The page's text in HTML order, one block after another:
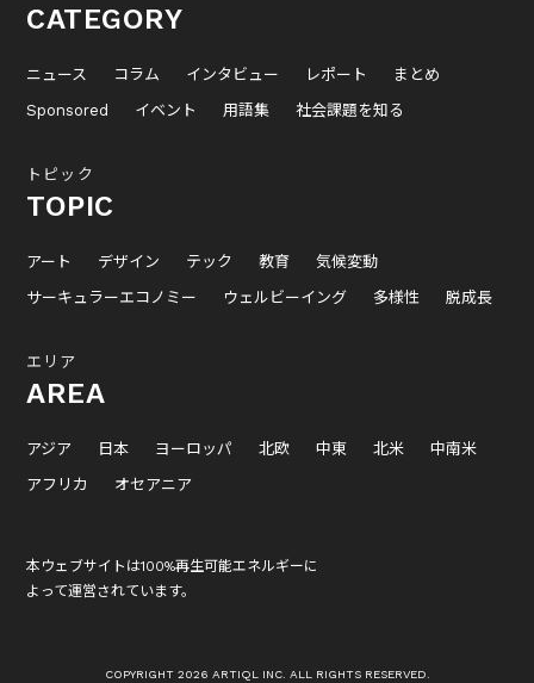
CATEGORY
ニュース コラム インタビュー レポート
まとめ
Sponsored
イベント 用語集 社会課題を知る
トピック
TOPIC
アート デザイン テック 教育
気候変動
サーキュラーエコノミー
ウェルビーイング 多様性 脱成長
エリア
AREA
アジア 日本 ヨーロッパ 北欧 中東 北米
中南米
アフリカ
オセアニア
本ウェブサイトは100%再生可能エネルギーに
よって運営されています。
COPYRIGHT 2026 ARTIQL INC. ALL RIGHTS RESERVED.